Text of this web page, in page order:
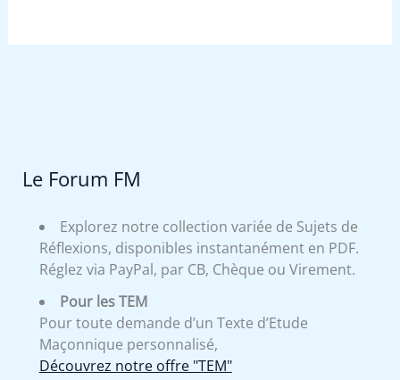
Le Forum FM
Explorez notre collection variée de Sujets de
Réflexions, disponibles instantanément en PDF.
Réglez via PayPal, par CB, Chèque ou Virement.
Pour les TEM
Pour toute demande d’un Texte d’Etude
Maçonnique personnalisé,
Découvrez notre offre "TEM"